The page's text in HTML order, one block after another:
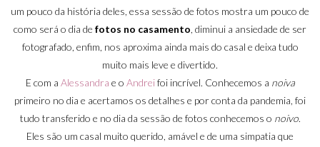
um pouco da história deles, essa sessão de fotos mostra um pouco de
como será o dia de fotos no casamento, diminui a ansiedade de ser
fotografado, enfim, nos aproxima ainda mais do casal e deixa tudo
muito mais leve e divertido.
E com a Alessandra e o Andreifoi incrível. Conhecemos a noiva
primeiro no dia e acertamos os detalhes e por conta da pandemia, foi
tudo transferido e no dia da sessão de fotos conhecemos o noivo.
Eles são um casal muito querido, amável e de uma simpatia que